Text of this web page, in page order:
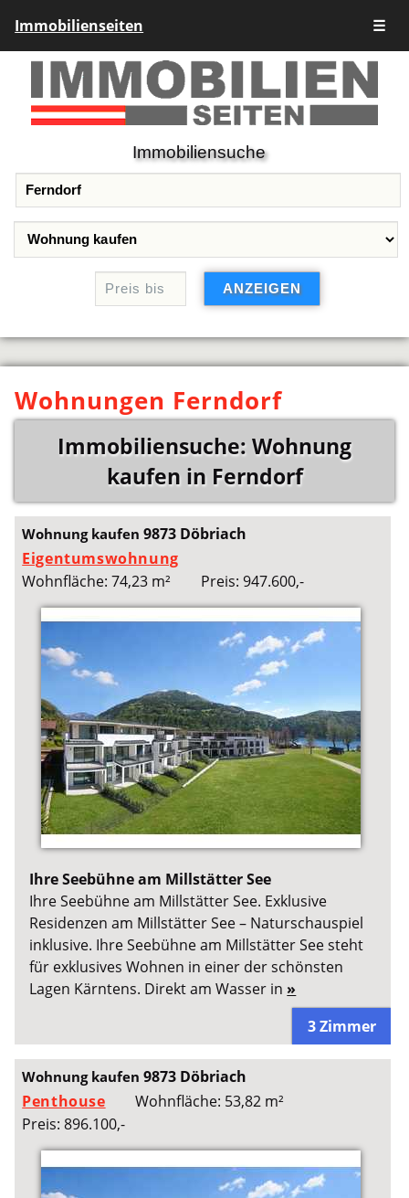
Immobilienseiten ☰
Immobiliensuche
Wohnungen Ferndorf
Immobiliensuche: Wohnung
kaufen in Ferndorf
Wohnung kaufen9873 Döbriach
Eigentumswohnung
Wohnfläche: 74,23 m²
Preis: 947.600,-
Ihre Seebühne am Millstätter See
Ihre Seebühne am Millstätter See. Exklusive
Residenzen am Millstätter See – Naturschauspiel
inklusive. Ihre Seebühne am Millstätter See steht
für exklusives Wohnen in einer der schönsten
Lagen Kärntens. Direkt am Wasser in »
3 Zimmer
Wohnung kaufen9873 Döbriach
Penthouse
Wohnfläche: 53,82 m²
Preis: 896.100,-